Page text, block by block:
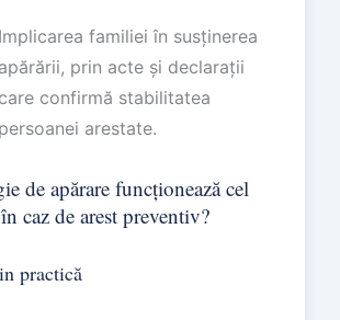
Implicarea familiei în susținerea
apărării, prin acte și declarații
care confirmă stabilitatea
persoanei arestate.
de apărare funcționează cel
caz de arest preventiv?
practică